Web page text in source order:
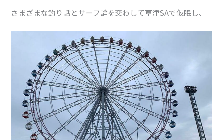
さまざまな釣り話とサーフ論を交わして草津SAで仮眠し、